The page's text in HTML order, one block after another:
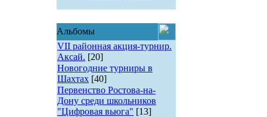
Альбомы
VII районная акция-турнир.
Аксай. [20]
Новогодние турниры в
Шахтах [40]
Первенство Ростова-на-
Дону среди школьников
"Цифровая вьюга" [13]